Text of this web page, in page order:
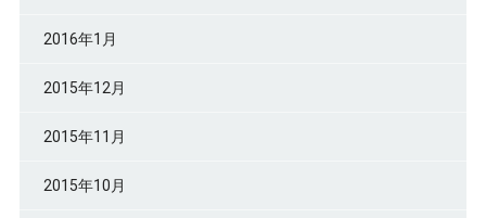
2016年1月
2015年12月
2015年11月
2015年10月